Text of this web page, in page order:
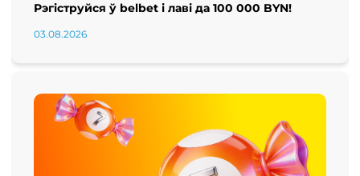
Рэгіструйся ў belbet і лаві да 100 000 BYN!
03.08.2026